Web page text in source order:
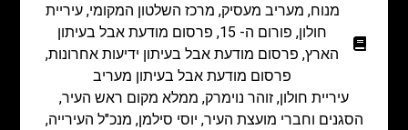
מנוח, מעריב מעסיק, מרכז השלטון המקומי,עיריית
חולון, פורום ה- 15 , פרסום מודעת אבל בעיתון
הארץ, פרסום מודעת אבל בעיתון ידיעות אחרונות,
פרסום מודעת אבל בעיתון מעריב
עיריית חולון, זוהר נוימרק, ממלא מקום ראש העיר,
הסגנים וחברי מועצת העיר, יוסי סילמן, מנכ"ל העירייה,